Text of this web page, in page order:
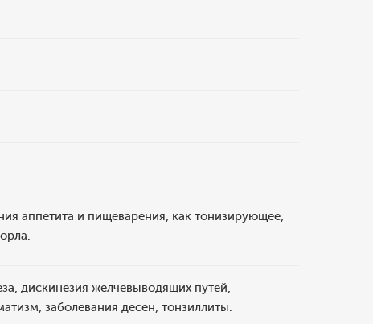
аппетита и пищеварения, как тонизирующее,
дискинезия желчевыводящих путей,
заболевания десен, тонзиллиты.